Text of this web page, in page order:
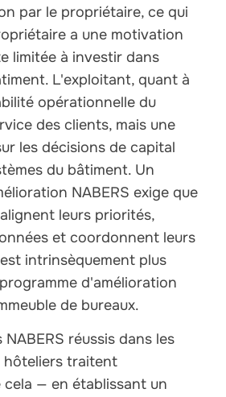
par le propriétaire, ce qui
a une motivation
limitée à investir dans
L'exploitant, quant à
opérationnelle du
des clients, mais une
les décisions de capital
du bâtiment. Un
NABERS exige que
leurs priorités,
et coordonnent leurs
intrinsèquement plus
d'amélioration
de bureaux.
réussis dans les
hôteliers traitent
— en établissant un